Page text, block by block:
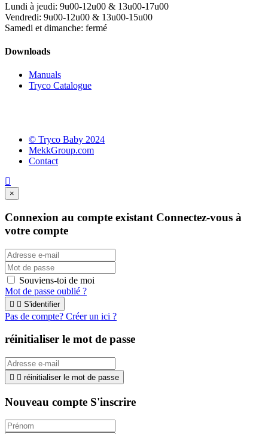
Lundi à jeudi: 9u00-12u00 & 13u00-17u00
Vendredi: 9u00-12u00 & 13u00-15u00
Samedi et dimanche: fermé
Downloads
Manuals
Tryco Catalogue
© Tryco Baby 2024
MekkGroup.com
Contact
×
Connexion au compte existant Connectez-vous à
votre compte
Souviens-toi de moi
Mot de passe oublié ?
  S'identifier
Pas de compte? Créer un ici ?
réinitialiser le mot de passe
  réinitialiser le mot de passe
Nouveau compte S'inscrire